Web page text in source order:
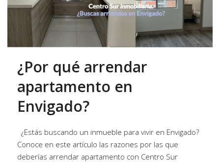
¿Por qué arrendar
apartamento en
Envigado?
¿Estás buscando un inmueble para vivir en Envigado?
Conoce en este artículo las razones por las que
deberías arrendar apartamento con Centro Sur